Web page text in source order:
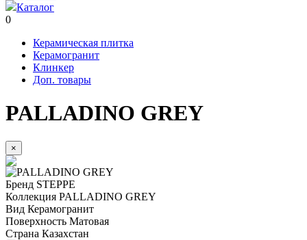
Каталог
0
Керамическая плитка
Керамогранит
Клинкер
Доп. товары
PALLADINO GREY
×
Бренд STEPPE
Коллекция PALLADINO GREY
Вид Керамогранит
Поверхность Матовая
Страна Казахстан